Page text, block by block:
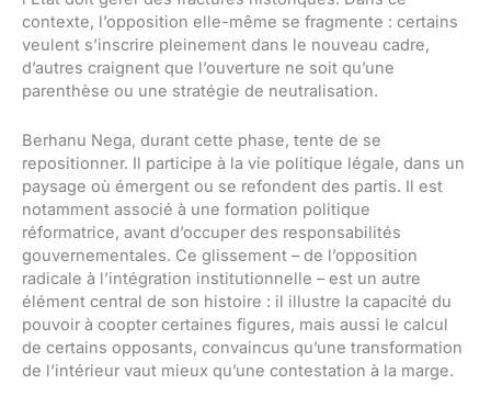
contexte, l’opposition elle-même se fragmente : certains
veulent s’inscrire pleinement dans le nouveau cadre,
d’autres craignent que l’ouverture ne soit qu’une
parenthèse ou une stratégie de neutralisation.
Berhanu Nega, durant cette phase, tente de se
repositionner. Il participe à la vie politique légale, dans un
paysage où émergent ou se refondent des partis. Il est
notamment associé à une formation politique
réformatrice, avant d’occuper des responsabilités
gouvernementales. Ce glissement – de l’opposition
radicale à l’intégration institutionnelle – est un autre
élément central de son histoire : il illustre la capacité du
pouvoir à coopter certaines figures, mais aussi le calcul
de certains opposants, convaincus qu’une transformation
de l’intérieur vaut mieux qu’une contestation à la marge.